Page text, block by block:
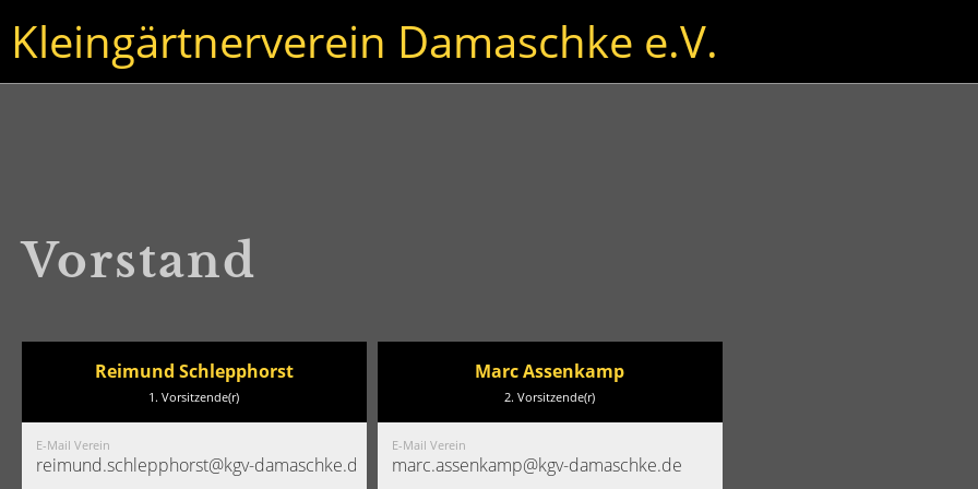
Kleingärtnerverein Damaschke e.V.
Vorstand
Reimund Schlepphorst
1. Vorsitzende(r)
E-Mail Verein
reimund.schlepphorst@kgv-damaschke.de
Marc Assenkamp
2. Vorsitzende(r)
E-Mail Verein
marc.assenkamp@kgv-damaschke.de